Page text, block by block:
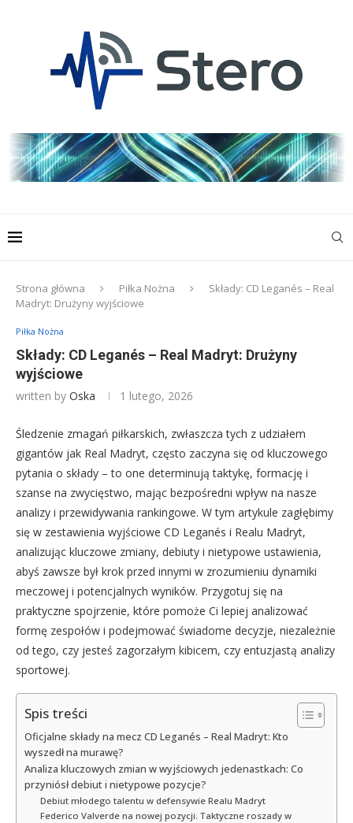
Strona główna Piłka Nożna
Składy: CD Leganés – Real
Madryt: Drużyny wyjściowe
Piłka Nożna
Składy: CD Leganés – Real Madryt: Drużyny
wyjściowe
written by Oska 1 lutego, 2026
Śledzenie zmagań piłkarskich, zwłaszcza tych z udziałem
gigantów jak Real Madryt, często zaczyna się od kluczowego
pytania o składy – to one determinują taktykę, formację i
szanse na zwycięstwo, mając bezpośredni wpływ na nasze
analizy i przewidywania rankingowe. W tym artykule zagłębimy
się w zestawienia wyjściowe CD Leganés i Realu Madryt,
analizując kluczowe zmiany, debiuty i nietypowe ustawienia,
abyś zawsze był krok przed innymi w zrozumieniu dynamiki
meczowej i potencjalnych wyników. Przygotuj się na
praktyczne spojrzenie, które pomoże Ci lepiej analizować
formę zespołów i podejmować świadome decyzje, niezależnie
od tego, czy jesteś zagorzałym kibicem, czy entuzjastą analizy
sportowej.
Spis treści
Oficjalne składy na mecz CD Leganés – Real Madryt: Kto
wyszedł na murawę?
Analiza kluczowych zmian w wyjściowych jedenastkach: Co
przyniósł debiut i nietypowe pozycje?
Debiut młodego talentu w defensywie Realu Madryt
Federico Valverde na nowej pozycji: Taktyczne roszady w